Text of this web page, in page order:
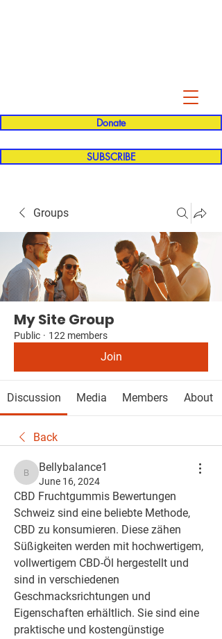
Donate
SUBSCRIBE
Groups
My Site Group
Public · 122 members
Join
Discussion Media Members About
Back
Bellybalance1
Bellybalance1
June 16, 2024
CBD Fruchtgummis Bewertungen
Schweiz sind eine beliebte Methode,
CBD zu konsumieren. Diese zähen
Süßigkeiten werden mit hochwertigem,
vollwertigem CBD-Öl hergestellt und
sind in verschiedenen
Geschmacksrichtungen und
Eigenschaften erhältlich. Sie sind eine
praktische und kostengünstige